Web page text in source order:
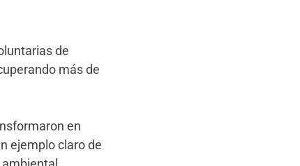
de
más de
en
ejemplo claro de